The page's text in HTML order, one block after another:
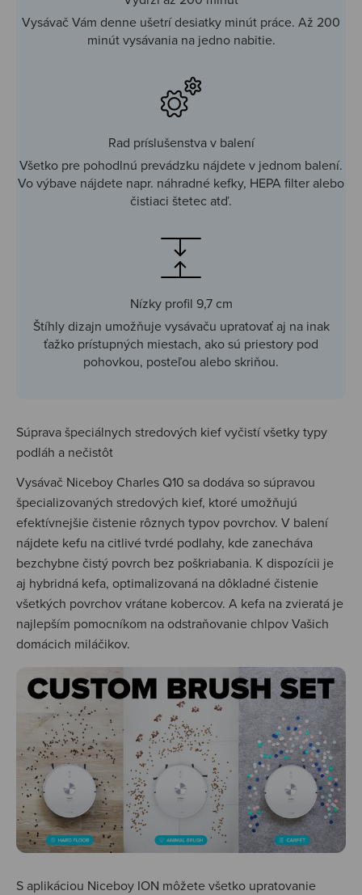
Vysávač Vám denne ušetrí desiatky minút práce. Až 200
minút vysávania na jedno nabitie.
Rad príslušenstva v balení
Všetko pre pohodlnú prevádzku nájdete v jednom balení.
Vo výbave nájdete napr. náhradné kefky, HEPA filter alebo
čistiaci štetec atď.
Nízky profil 9,7 cm
Štíhly dizajn umožňuje vysávaču upratovať aj na inak
ťažko prístupných miestach, ako sú priestory pod
pohovkou, posteľou alebo skriňou.
Súprava špeciálnych stredových kief vyčistí všetky typy
podláh a nečistôt
Vysávač Niceboy Charles Q10 sa dodáva so súpravou
špecializovaných stredových kief, ktoré umožňujú
efektívnejšie čistenie rôznych typov povrchov. V balení
nájdete kefu na citlivé tvrdé podlahy, kde zanecháva
bezchybne čistý povrch bez poškriabania. K dispozícii je
aj hybridná kefa, optimalizovaná na dôkladné čistenie
všetkých povrchov vrátane kobercov. A kefa na zvieratá je
najlepším pomocníkom na odstraňovanie chlpov Vašich
domácich miláčikov.
S aplikáciou Niceboy ION môžete všetko upratovanie